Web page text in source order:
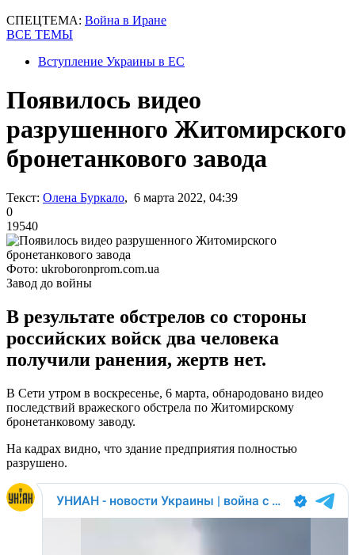
СПЕЦТЕМА: Война в Иране
ВСЕ ТЕМЫ
Вступление Украины в ЕС
Появилось видео
разрушенного Житомирского
бронетанкового завода
Текст: Олена Буркало, 6 марта 2022, 04:39
0
19540
Фото: ukroboronprom.com.ua
Завод до войны
В результате обстрелов со стороны
российских войск два человека
получили ранения, жертв нет.
В Сети утром в воскресенье, 6 марта, обнародовано видео
последствий вражеского обстрела по Житомирскому
бронетанковому заводу.
На кадрах видно, что здание предприятия полностью
разрушено.